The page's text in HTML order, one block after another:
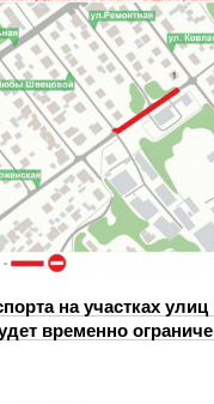
на участках
временно